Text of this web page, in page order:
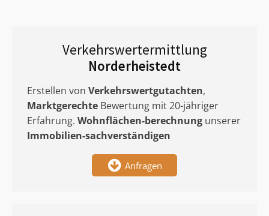
Verkehrswertermittlung
Norderheistedt
Erstellen von Verkehrswertgutachten,
Marktgerechte Bewertung mit 20-jähriger
Erfahrung. Wohnflächen-berechnung unserer
Immobilien-sachverständigen
Anfragen